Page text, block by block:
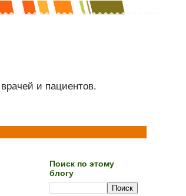
и пациентов.
Поиск по этому
блогу